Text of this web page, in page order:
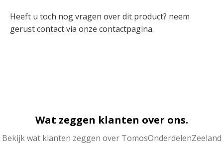
Heeft u toch nog vragen over dit product? neem
gerust contact via onze contactpagina.
Wat zeggen klanten over ons.
Bekijk wat klanten zeggen over TomosOnderdelenZeeland